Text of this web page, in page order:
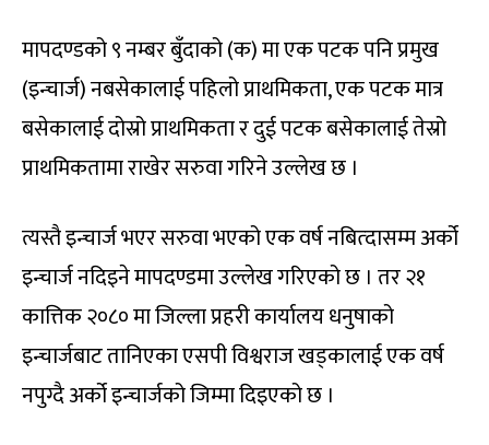
मापदण्डको ९ नम्बर बुँदाको (क) मा एक पटक पनि प्रमुख
(इन्चार्ज) नबसेकालाई पहिलो प्राथमिकता, एक पटक मात्र
बसेकालाई दोस्रो प्राथमिकता र दुई पटक बसेकालाई तेस्रो
प्राथमिकतामा राखेर सरुवा गरिने उल्लेख छ ।
त्यस्तै इन्चार्ज भएर सरुवा भएको एक वर्ष नबित्दासम्म अर्को
इन्चार्ज नदिइने मापदण्डमा उल्लेख गरिएको छ । तर २१
कात्तिक २०८० मा जिल्ला प्रहरी कार्यालय धनुषाको
इन्चार्जबाट तानिएका एसपी विश्वराज खड्कालाई एक वर्ष
नपुग्दै अर्को इन्चार्जको जिम्मा दिइएको छ ।